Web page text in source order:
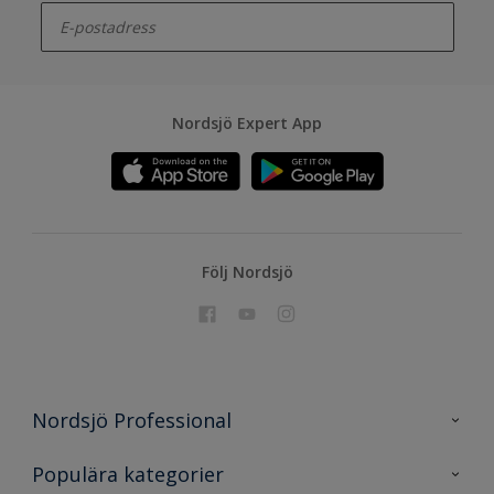
Nordsjö Expert App
Följ Nordsjö
Nordsjö Professional
Kontakta oss
Populära kategorier